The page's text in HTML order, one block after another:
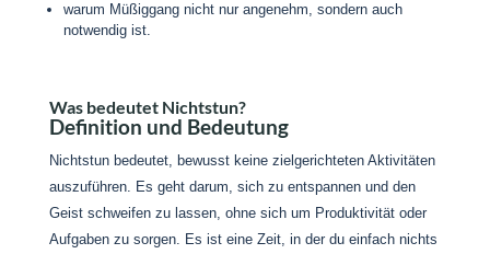
warum Müßiggang nicht nur angenehm, sondern auch
notwendig ist.
Was bedeutet Nichtstun?
Definition und Bedeutung
Nichtstun bedeutet, bewusst keine zielgerichteten Aktivitäten
auszuführen. Es geht darum, sich zu entspannen und den
Geist schweifen zu lassen, ohne sich um Produktivität oder
Aufgaben zu sorgen. Es ist eine Zeit, in der du einfach nichts